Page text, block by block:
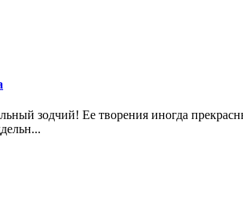
зодчий! Ее творения иногда